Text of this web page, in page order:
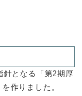
針となる「第2期厚
作りました。